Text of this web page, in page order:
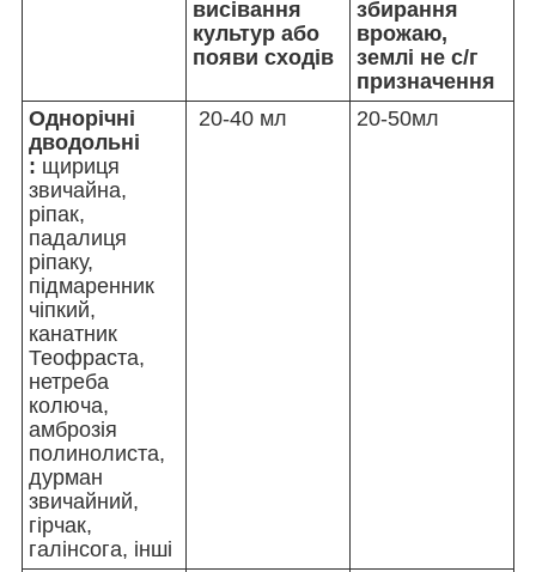
висівання
культур або
появи сходів
збирання
врожаю,
землі не с/г
призначення
Однорічні
дводольні
: щириця
звичайна,
ріпак,
падалиця
ріпаку,
підмаренник
чіпкий,
канатник
Теофраста,
нетреба
колюча,
амброзія
полинолиста,
дурман
звичайний,
гірчак,
галінсога, інші
20-40 мл 20-50мл